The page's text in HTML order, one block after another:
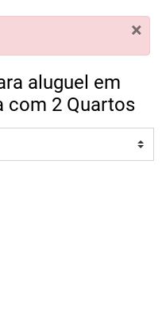
aluguel em
com 2 Quartos
×